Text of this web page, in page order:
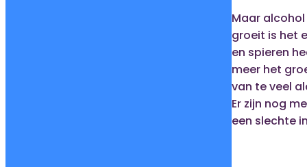
Maar
groeit is het
en spieren
meer het
van te veel
Er zijn nog
een slechte